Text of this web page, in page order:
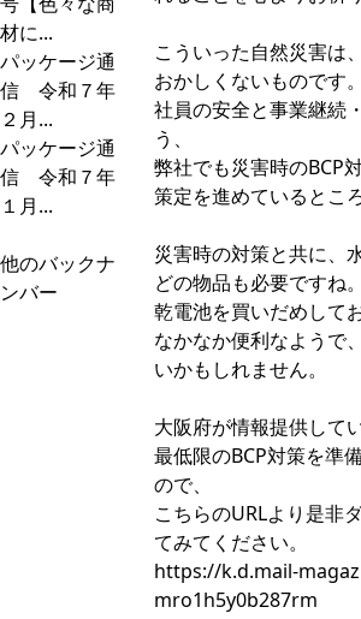
材に...
パッケージ通
信 令和７年
２月...
パッケージ通
信 令和７年
１月...
他のバックナ
ンバー
こういった自然災害は
おかしくないものです。
社員の安全と事業継続
う、
弊社でも災害時のBCP
策定を進めているところ
災害時の対策と共に、
どの物品も必要ですね。
乾電池を買いだめして
なかなか便利なようで
いかもしれません。
大阪府が情報提供して
最低限のBCP対策を準
ので、
こちらのURLより是非
てみてください。
https://k.d.mail-
mro1h5y0b287rm